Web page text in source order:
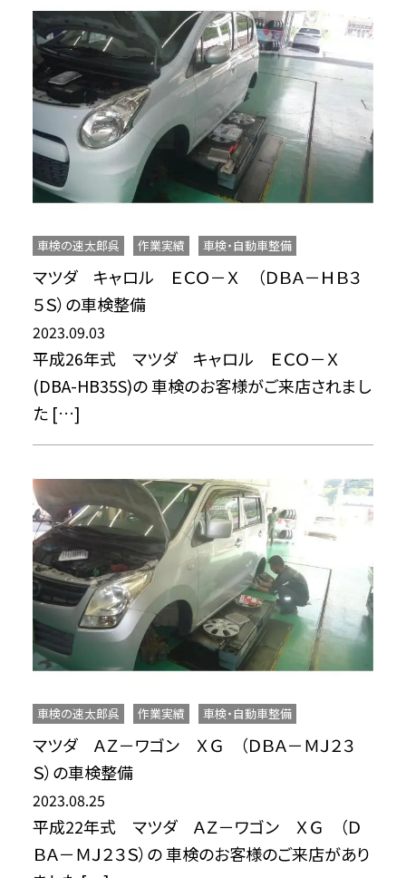
車検の速太郎呉 作業実績 車検・自動車整備
マツダ キャロル ＥＣＯ－Ｘ （ＤＢＡ－ＨＢ３
５Ｓ）の車検整備
2023.09.03
平成26年式 マツダ キャロル ＥＣＯ－Ｘ
(DBA-HB35S)の 車検のお客様がご来店されまし
た […]
車検の速太郎呉 作業実績 車検・自動車整備
マツダ ＡＺ－ワゴン ＸＧ （ＤＢＡ－ＭＪ２３
Ｓ）の車検整備
2023.08.25
平成22年式 マツダ ＡＺ－ワゴン ＸＧ （Ｄ
ＢＡ－ＭＪ２３Ｓ）の 車検のお客様のご来店があり